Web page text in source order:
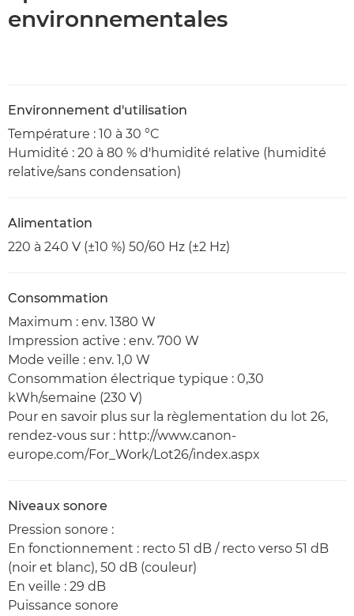
environnementales
Environnement d'utilisation
Température : 10 à 30 °C
Humidité : 20 à 80 % d'humidité relative (humidité
relative/sans condensation)
Alimentation
220 à 240 V (±10 %) 50/60 Hz (±2 Hz)
Consommation
Maximum : env. 1380 W
Impression active : env. 700 W
Mode veille : env. 1,0 W
Consommation électrique typique : 0,30
kWh/semaine (230 V)
Pour en savoir plus sur la règlementation du lot 26,
rendez-vous sur : http://www.canon-
europe.com/For_Work/Lot26/index.aspx
Niveaux sonore
Pression sonore :
En fonctionnement : recto 51 dB / recto verso 51 dB
(noir et blanc), 50 dB (couleur)
En veille : 29 dB
Puissance sonore